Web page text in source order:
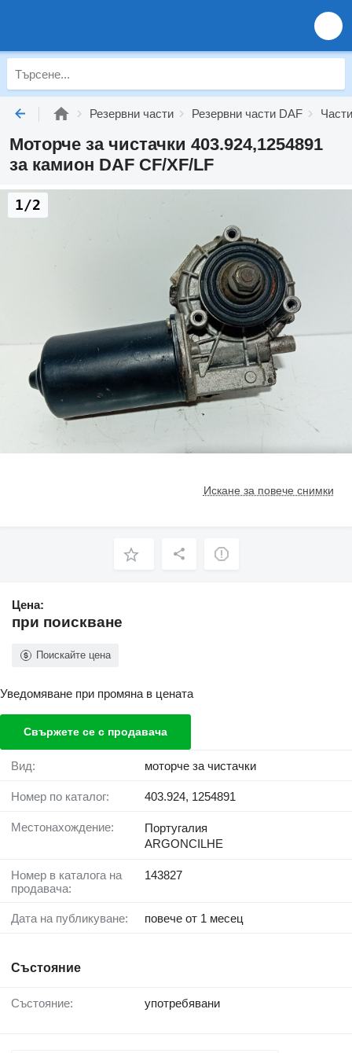
Резервни части Резервни части DAF
Моторче за чистачки 403.924,1254891
за камион DAF CF/XF/LF
Искане за повече снимки
1/2
Цена:
при поискване
Поискайте цена
Уведомяване при промяна в цената
Свържете се с продавача
Вид: моторче за чистачки
Номер по каталог: 403.924, 1254891
Местонахождение:
Португалия
ARGONCILHE
Номер в каталога на
продавача:
143827
Дата на публикуване: повече от 1 месец
Състояние
Състояние: употребявани